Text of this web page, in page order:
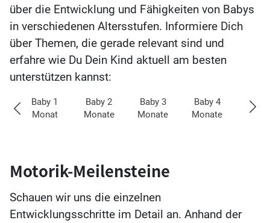
über die Entwicklung und Fähigkeiten von Babys
in verschiedenen Altersstufen. Informiere Dich
über Themen, die gerade relevant sind und
erfahre wie Du Dein Kind aktuell am besten
unterstützen kannst:
Baby 1
Monat
Baby 2
Monate
Baby 3
Monate
Baby 4
Monate
Baby
Motorik-Meilensteine
Schauen wir uns die einzelnen
Entwicklungsschritte im Detail an. Anhand der